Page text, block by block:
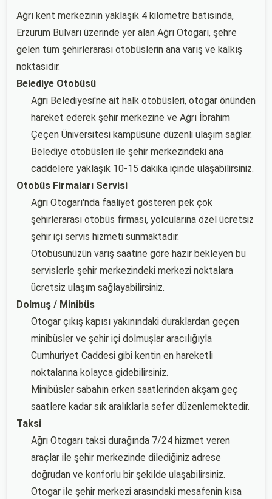
Ağrı kent merkezinin yaklaşık 4 kilometre batısında,
Erzurum Bulvarı üzerinde yer alan Ağrı Otogarı, şehre
gelen tüm şehirlerarası otobüslerin ana varış ve kalkış
noktasıdır.
Belediye Otobüsü
Ağrı Belediyesi'ne ait halk otobüsleri, otogar önünden
hareket ederek şehir merkezine ve Ağrı İbrahim
Çeçen Üniversitesi kampüsüne düzenli ulaşım sağlar.
Belediye otobüsleri ile şehir merkezindeki ana
caddelere yaklaşık 10-15 dakika içinde ulaşabilirsiniz.
Otobüs Firmaları Servisi
Ağrı Otogarı'nda faaliyet gösteren pek çok
şehirlerarası otobüs firması, yolcularına özel ücretsiz
şehir içi servis hizmeti sunmaktadır.
Otobüsünüzün varış saatine göre hazır bekleyen bu
servislerle şehir merkezindeki merkezi noktalara
ücretsiz ulaşım sağlayabilirsiniz.
Dolmuş / Minibüs
Otogar çıkış kapısı yakınındaki duraklardan geçen
minibüsler ve şehir içi dolmuşlar aracılığıyla
Cumhuriyet Caddesi gibi kentin en hareketli
noktalarına kolayca gidebilirsiniz.
Minibüsler sabahın erken saatlerinden akşam geç
saatlere kadar sık aralıklarla sefer düzenlemektedir.
Taksi
Ağrı Otogarı taksi durağında 7/24 hizmet veren
araçlar ile şehir merkezinde dilediğiniz adrese
doğrudan ve konforlu bir şekilde ulaşabilirsiniz.
Otogar ile şehir merkezi arasındaki mesafenin kısa